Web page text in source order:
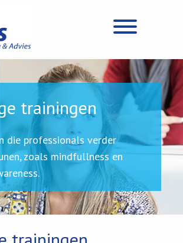
trainingen
die professionals verder
zoals mindfullness en